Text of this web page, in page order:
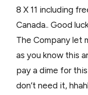
8 X 11 including
Canada.. Good
The Company let
as you know this
pay a dime for
don’t need it,